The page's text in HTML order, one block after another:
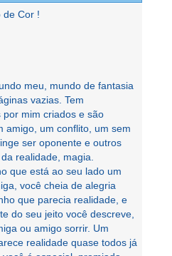
de Cor !
meu, mundo de fantasia
vazias. Tem
por mim criados e são
amigo, um conflito, um sem
ser oponente e outros
realidade, magia.
que está ao seu lado um
você cheia de alegria
que parecia realidade, e
do seu jeito você descreve,
ou amigo sorrir. Um
realidade quase todos já